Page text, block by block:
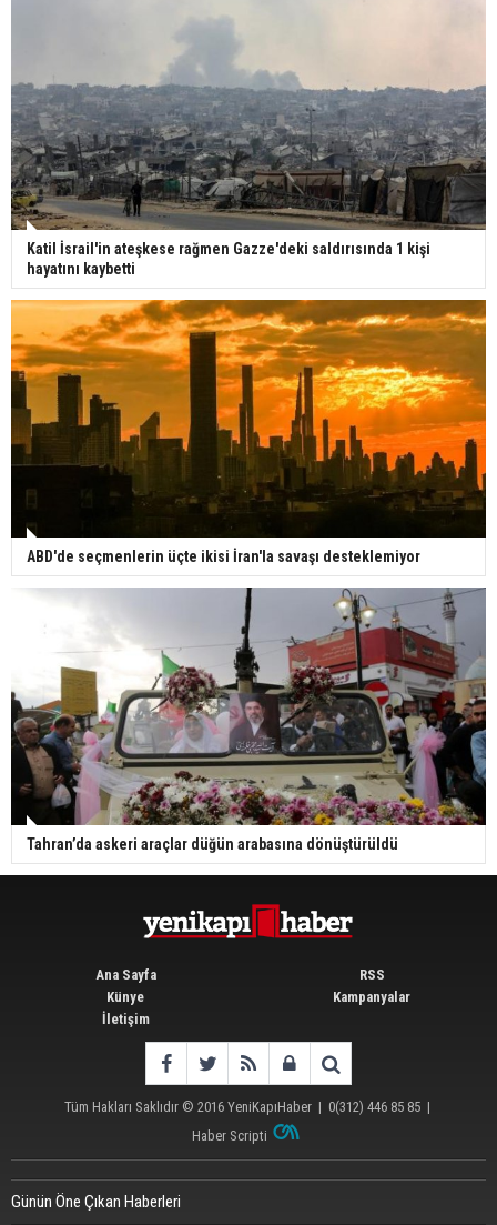
Katil İsrail'in ateşkese rağmen Gazze'deki saldırısında 1 kişi
hayatını kaybetti
ABD'de seçmenlerin üçte ikisi İran'la savaşı desteklemiyor
Tahran’da askeri araçlar düğün arabasına dönüştürüldü
Ana Sayfa
Künye
İletişim
RSS
Kampanyalar
Tüm Hakları Saklıdır © 2016 YeniKapıHaber| 0(312) 446 85 85|
Haber Scripti
Günün Öne Çıkan Haberleri